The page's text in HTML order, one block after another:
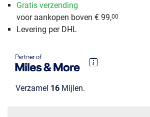
Gratis verzending
voor aankopen boven € 99,00
Levering per DHL
Verzamel 16 Mijlen.